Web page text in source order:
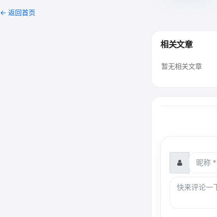
← 返回首页
相关文章
暂无相关文章